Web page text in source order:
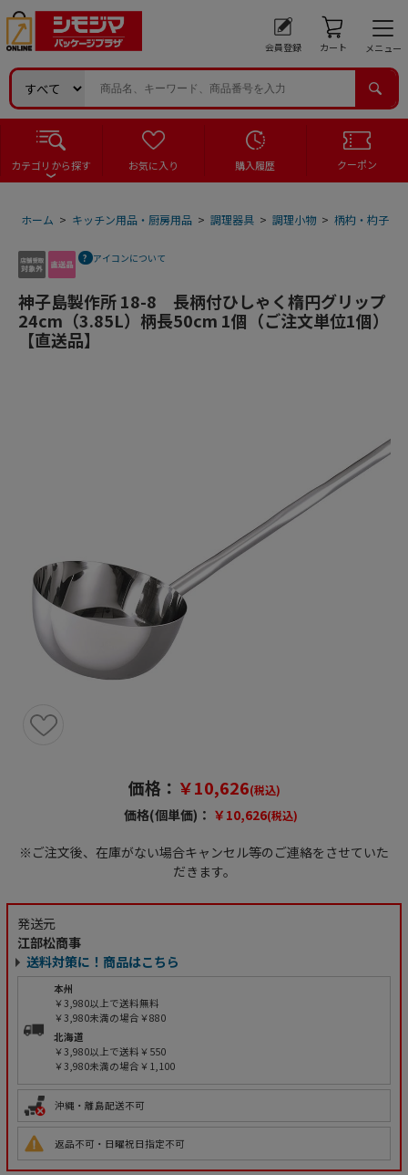
会員登録 カート メニュー
カテゴリから探す お気に入り 購入履歴 クーポン
ホーム > キッチン用品・厨房用品 > 調理器具 > 調理小物 > 柄杓・杓子
アイコンについて
神子島製作所 18-8 長柄付ひしゃく楕円グリップ
24cm（3.85L）柄長50cm 1個（ご注文単位1個）
【直送品】
価格： ￥10,626(税込)
価格(個単価)： ￥10,626(税込)
※ご注文後、在庫がない場合キャンセル等のご連絡をさせていた
だきます。
発送元
江部松商事
送料対策に！商品はこちら
本州
￥3,980以上で送料無料
￥3,980未満の場合￥880
北海道
￥3,980以上で送料￥550
￥3,980未満の場合￥1,100
沖縄・離島配送不可
返品不可・日曜祝日指定不可